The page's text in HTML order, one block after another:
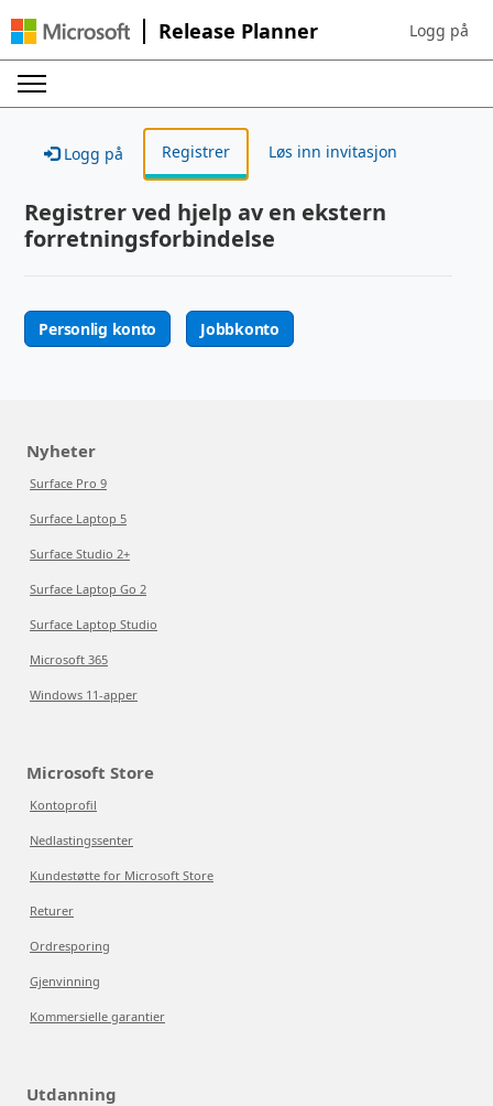
Release Planner Sign in to
Logg på
Logg på Registrer Løs inn invitasjon
Registrer ved hjelp av en ekstern
forretningsforbindelse
Personlig konto Jobbkonto
Nyheter
Surface Pro 9
Surface Laptop 5
Surface Studio 2+
Surface Laptop Go 2
Surface Laptop Studio
Microsoft 365
Windows 11-apper
Microsoft Store
Kontoprofil
Nedlastingssenter
Kundestøtte for Microsoft Store
Returer
Ordresporing
Gjenvinning
Kommersielle garantier
Utdanning